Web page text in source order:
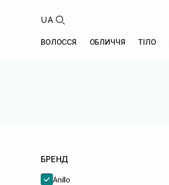
UA
ВОЛОССЯ ОБЛИЧЧЯ ТІЛО
БРЕНД
Anillo